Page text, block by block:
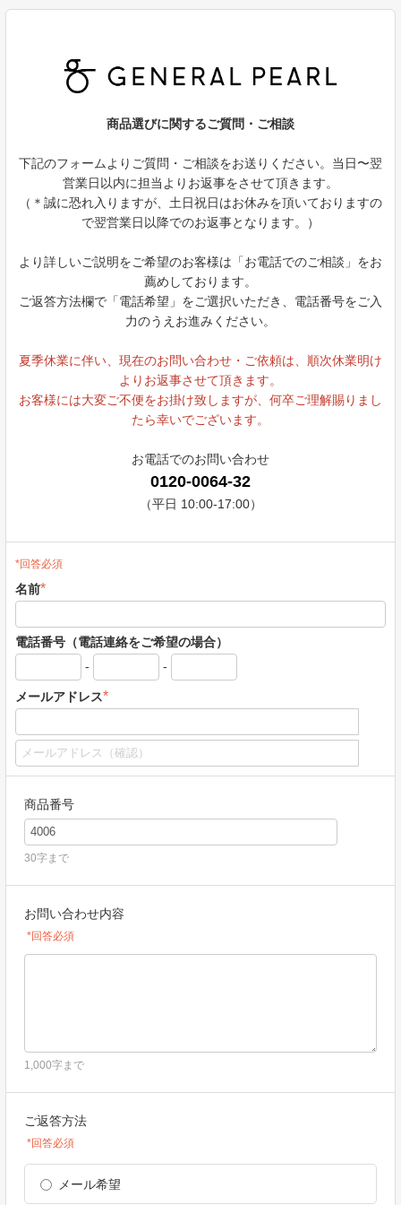
商品選びに関するご質問・ご相談
下記のフォームよりご質問・ご相談をお送りください。当日〜翌
営業日以内に担当よりお返事をさせて頂きます。
（＊誠に恐れ入りますが、土日祝日はお休みを頂いておりますの
で翌営業日以降でのお返事となります。）
より詳しいご説明をご希望のお客様は「お電話でのご相談」をお
薦めしております。
ご返答方法欄で「電話希望」をご選択いただき、電話番号をご入
力のうえお進みください。
夏季休業に伴い、現在のお問い合わせ・ご依頼は、順次休業明け
よりお返事させて頂きます。
お客様には大変ご不便をお掛け致しますが、何卒ご理解賜りまし
たら幸いでございます。
お電話でのお問い合わせ
0120-0064-32
（平日 10:00-17:00）
*回答必須
名前*
電話番号（電話連絡をご希望の場合）
-
-
メールアドレス*
商品番号
30字まで
お問い合わせ内容
*回答必須
1,000字まで
ご返答方法
*回答必須
メール希望